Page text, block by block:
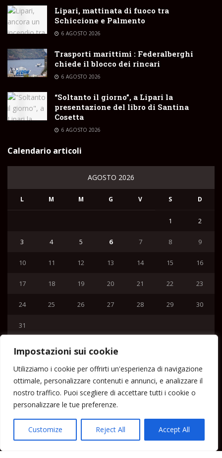
Impostazioni sui cookie
Utilizziamo i cookie per offrirti un'esperienza di navigazione
ottimale, personalizzare contenuti e annunci, e analizzare il
nostro traffico. Puoi scegliere di accettare tutti i cookie o
personalizzare le tue preferenze.
Customize Reject All Accept All
Lipari, mattinata di fuoco tra
Schiccione e Palmento
6 AGOSTO 2026
Trasporti marittimi : Federalberghi
chiede il blocco dei rincari
6 AGOSTO 2026
“Soltanto il giorno”, a Lipari la
presentazione del libro di Santina
Cosetta
6 AGOSTO 2026
Calendario articoli
AGOSTO 2026
L M M G V S D
1 2
3 4 5 6 7 8 9
10 11 12 13 14 15 16
17 18 19 20 21 22 23
24 25 26 27 28 29 30
31
Home
Lipari News
Cronaca Lipari
Politica Lipari
Cultura Lipari